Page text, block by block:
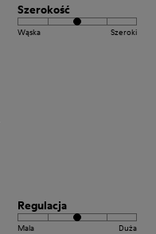
Szerokość
Wąska Szeroki
Regulacja
Mala Duża